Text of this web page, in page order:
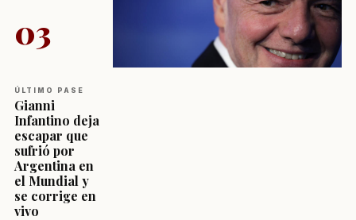
03
ÚLTIMO PASE
Gianni
Infantino deja
escapar que
sufrió por
Argentina en
el Mundial y
se corrige en
vivo